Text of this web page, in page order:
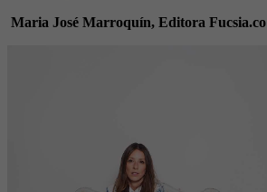
Maria José Marroquín, Editora Fucsia.co